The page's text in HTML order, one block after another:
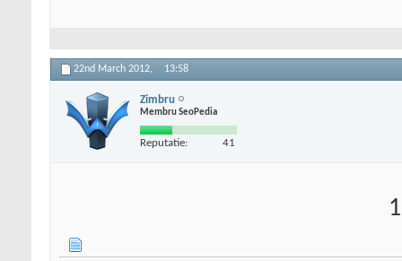
22nd March 2012, 13:58
Zimbru
Membru SeoPedia
Reputatie: 41